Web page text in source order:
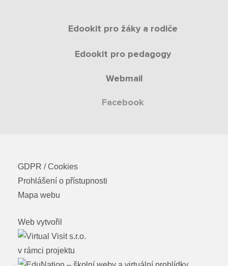
Edookit pro žáky a rodiče
Edookit pro pedagogy
Webmail
Facebook
GDPR / Cookies
Prohlášení o přístupnosti
Mapa webu
Web vytvořil
v rámci projektu